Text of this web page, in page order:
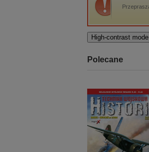
biznesowe,
darmowe
edukacja
kobiece,
High-contrast mode
Polecane